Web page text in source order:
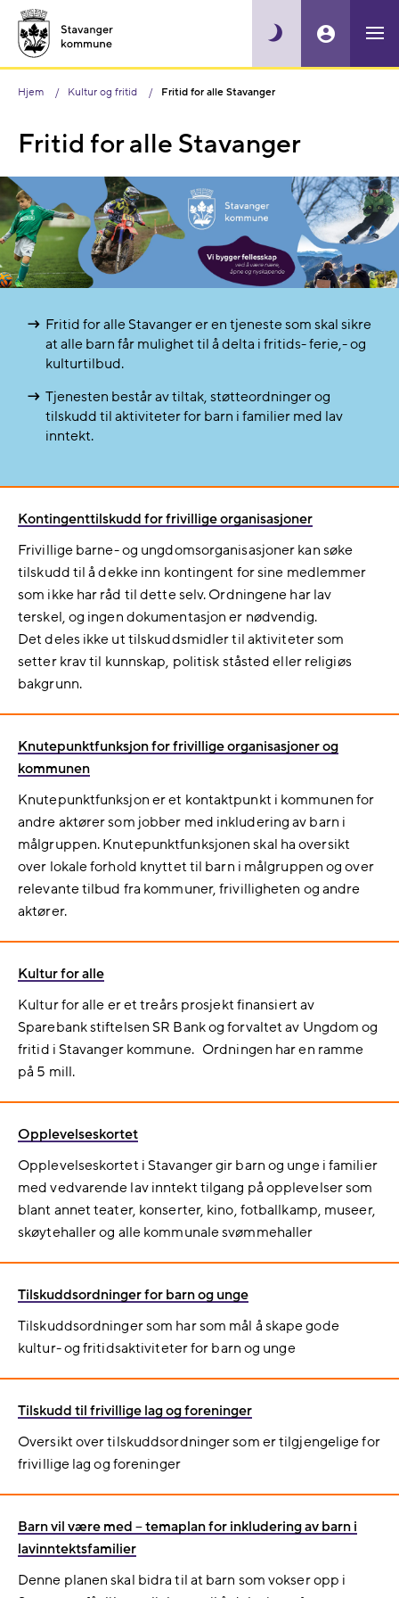
Hjem Kultur og fritid Fritid for alle Stavanger
Fritid for alle Stavanger
Fritid for alle Stavanger er en tjeneste som skal sikre
at alle barn får mulighet til å delta i fritids- ferie,- og
kulturtilbud.
Tjenesten består av tiltak, støtteordninger og
tilskudd til aktiviteter for barn i familier med lav
inntekt.
Kontingenttilskudd for frivillige organisasjoner
Frivillige barne- og ungdomsorganisasjoner kan søke
tilskudd til å dekke inn kontingent for sine medlemmer
som ikke har råd til dette selv. Ordningene har lav
terskel, og ingen dokumentasjon er nødvendig.
Det deles ikke ut tilskuddsmidler til aktiviteter som
setter krav til kunnskap, politisk ståsted eller religiøs
bakgrunn.
Knutepunktfunksjon for frivillige organisasjoner og
kommunen
Knutepunktfunksjon er et kontaktpunkt i kommunen for
andre aktører som jobber med inkludering av barn i
målgruppen. Knutepunktfunksjonen skal ha oversikt
over lokale forhold knyttet til barn i målgruppen og over
relevante tilbud fra kommuner, frivilligheten og andre
aktører.
Kultur for alle
Kultur for alle er et treårs prosjekt finansiert av
Sparebank stiftelsen SR Bank og forvaltet av Ungdom og
fritid i Stavanger kommune. Ordningen har en ramme
på 5 mill.
Opplevelseskortet
Opplevelseskortet i Stavanger gir barn og unge i familier
med vedvarende lav inntekt tilgang på opplevelser som
blant annet teater, konserter, kino, fotballkamp, museer,
skøytehaller og alle kommunale svømmehaller
Tilskuddsordninger for barn og unge
Tilskuddsordninger som har som mål å skape gode
kultur- og fritidsaktiviteter for barn og unge
Tilskudd til frivillige lag og foreninger
Oversikt over tilskuddsordninger som er tilgjengelige for
frivillige lag og foreninger
Barn vil være med – temaplan for inkludering av barn i
lavinntektsfamilier
Denne planen skal bidra til at barn som vokser opp i